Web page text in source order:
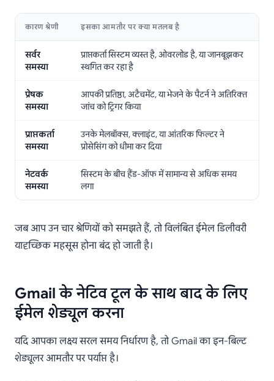
कारण श्रेणी इसका आमतौर पर क्या मतलब है
सर्वर
समस्या
प्राप्तकर्ता सिस्टम व्यस्त है, ओवरलोड है, या जानबूझकर
स्थगित कर रहा है
प्रेषक
समस्या
आपकी प्रतिष्ठा, अटैचमेंट, या भेजने के पैटर्न ने अतिरिक्त
जांच को ट्रिगर किया
प्राप्तकर्ता
समस्या
उनके मेलबॉक्स, क्लाइंट, या आंतरिक फिल्टर ने
प्रोसेसिंग को धीमा कर दिया
नेटवर्क
समस्या
सिस्टम के बीच हैंड-ऑफ में सामान्य से अधिक समय
लगा
जब आप उन चार श्रेणियों को समझते हैं, तो विलंबित ईमेल डिलीवरी
यादृच्छिक महसूस होना बंद हो जाती है।
Gmail के नेटिव टूल के साथ बाद के लिए
ईमेल शेड्यूल करना
यदि आपका लक्ष्य सरल समय निर्धारण है, तो Gmail का इन-बिल्ट
शेड्यूलर आमतौर पर पर्याप्त है।